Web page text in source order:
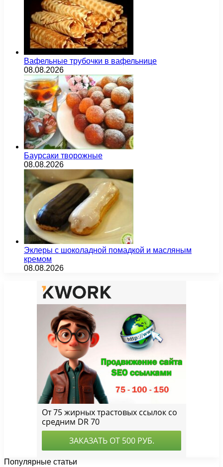
Вафельные трубочки в вафельнице
08.08.2026
Баурсаки творожные
08.08.2026
Эклеры с шоколадной помадкой и масляным
кремом
08.08.2026
Популярные статьи